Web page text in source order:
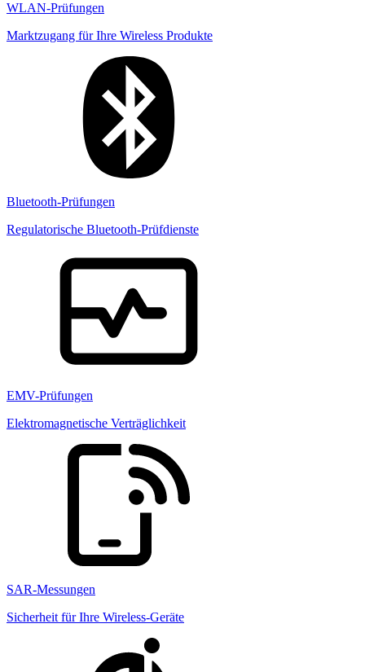
WLAN-Prüfungen
Marktzugang für Ihre Wireless Produkte
Bluetooth-Prüfungen
Regulatorische Bluetooth-Prüfdienste
EMV-Prüfungen
Elektromagnetische Verträglichkeit
SAR-Messungen
Sicherheit für Ihre Wireless-Geräte